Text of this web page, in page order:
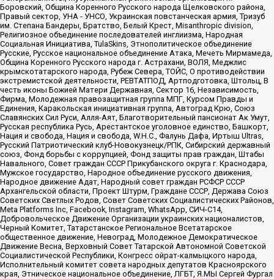
Боровский, Община Коренного Русского народа Щелковского района,
Правый сектор, УНА - УНСО, Украинская повстанческая армия, Тризуб
им. Степана Бандеры, Братство, Белый Крест, Misanthropic division,
Религиозное объединение последователей инглиизма, Народная
Социальная Инициатива, TulaSkins, Этнополитическое объединение
Русские, Русское национальное объединение Атака, Мечеть Мирмамеда,
Община Коренного Русского народа г. Астрахани, ВОЛЯ, Меджлис
крымскотатарского народа, Рубеж Севера, ТОЙС, О противодействии
экстремистской деятельности, РЕВТАТПОД, Артподготовка, Штольц, В
честь иконы Божией Матери Державная, Сектор 16, Независимость,
Фирма, Молодежная правозащитная группа МПГ, Курсом Правды и
Единения, Каракольская инициативная группа, Автоград Крю, Союз
Славянских Сил Руси, Алля-Аят, Благотворительный пансионат Ак Умут,
Русская республика Русь, Арестантское уголовное единство, Башкорт,
Нация и свобода, Нация и свобода, W.H.С., Фалунь Дафа, Иртыш Ultras,
Русский Патриотический клуб-Новокузнецк/РПК, Сибирский державный
союз, Фонд борьбы с коррупцией, Фонд защиты прав граждан, Штабы
Навального, Совет граждан СССР Прикубанского округа г. Краснодара,
Мужское государство, Народное объединение русского движения,
Народное движение Адат, Народный совет граждан РСФСР СССР
Архангельской области, Проект Штурм, Граждане СССР, Держава Союз
Советских Светлых Родов, Совет Советских Социалистических Районов,
Meta Platforms Inc, Facebook, Instagram, WhatsApp, СИЧ-С14,
Добровольческое Движение Организации украинских националистов,
Черный Комитет, Татарстанское Региональное Всетатарское
общественное движение, Невоград, Молодежное Демократическое
Движение Весна, Верховный Совет Татарской Автономной Советской
Социалистической Республики, Конгресс ойрат-калмыцкого народа,
Исполнительный комитет совета народных депутатов Красноярского
края, Этническое национальное объединение, ЛГБТ, Я.МЫ Сергей Фургал